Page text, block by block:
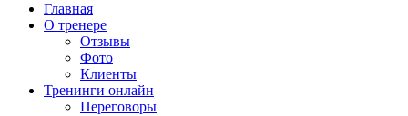
Главная
О тренере
Отзывы
Фото
Клиенты
Тренинги онлайн
Переговоры